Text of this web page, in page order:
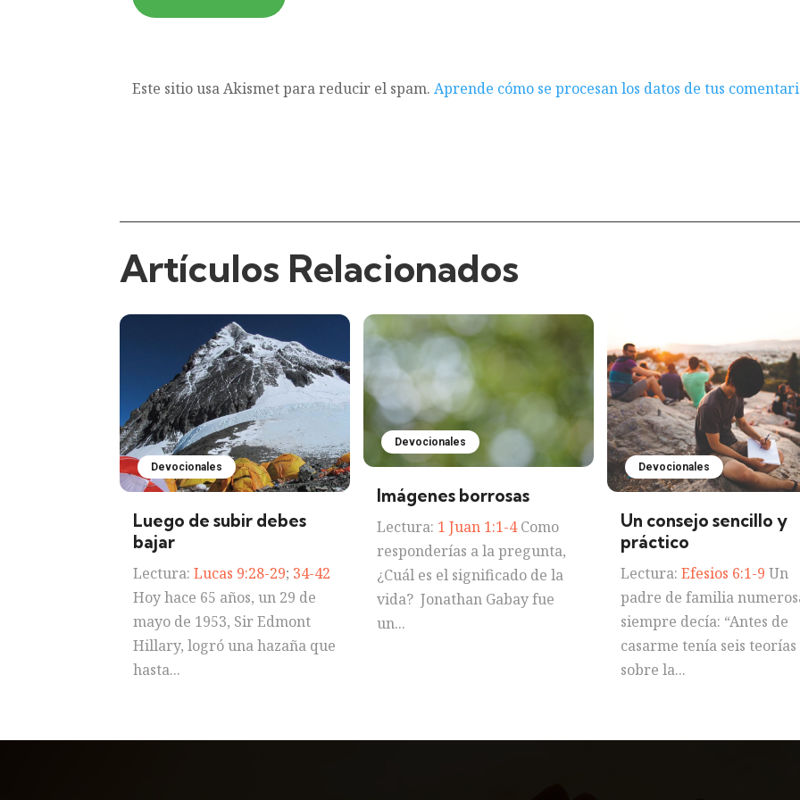
Este sitio usa Akismet para reducir el spam. Aprende cómo se procesan los datos de tus
Artículos Relacionados
Devocionales
Luego de subir debes
bajar
Lectura:Lucas 9:28-29; 34-42
Hoy hace 65 años, un 29 de
mayo de 1953, Sir Edmont
Hillary, logró una hazaña que
hasta...
Devocionales
Imágenes borrosas
Lectura: 1 Juan 1:1-4Como
responderías a la pregunta,
¿Cuál es el significado de la
vida? Jonathan Gabay fue
un...
Devocionales
Un consejo sencillo y
práctico
Lectura: Efesios 6:1-9 Un
padre de familia
siempre decía: “Antes de
casarme tenía seis teorías
sobre la...